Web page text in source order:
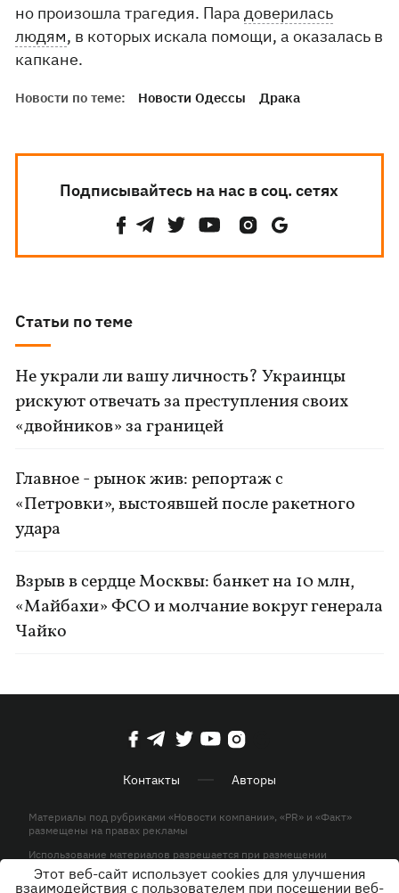
но произошла трагедия. Парадоверилась
людям, в которых искала помощи, а оказалась в
капкане.
Новости по теме: Новости Одессы Драка
Подписывайтесь на нас в соц. сетях
Статьи по теме
Не украли ли вашу личность? Украинцы
рискуют отвечать за преступления своих
«двойников» за границей
Главное - рынок жив: репортаж с
«Петровки», выстоявшей после ракетного
удара
Взрыв в сердце Москвы: банкет на 10 млн,
«Майбахи» ФСО и молчание вокруг генерала
Чайко
Контакты Авторы
Материалы под рубриками «Новости компании», «PR» и «Факт»
размещены на правах рекламы
Использование материалов разрешается при размещении
активной гиперссылки на KP.UA в первом абзаце.
Этот веб-сайт использует cookies для улучшения
взаимодействия с пользователем при посещении веб-